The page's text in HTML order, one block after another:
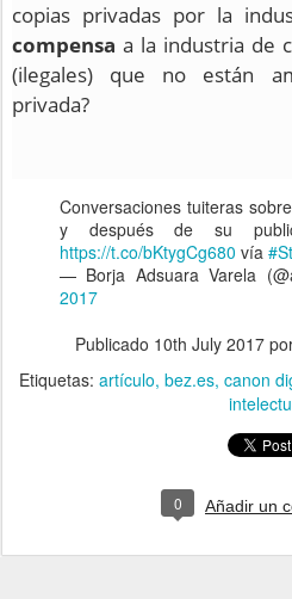
copias privadas por la
compensa a la industria de
(ilegales) que no están
privada?
Conversaciones tuiteras
y después de su
https://t.co/bKtygCg680 vía
— Borja Adsuara Varela
2017
Publicado 10th July 2017
Etiquetas: artículo bez.es canon
0 Añadir un